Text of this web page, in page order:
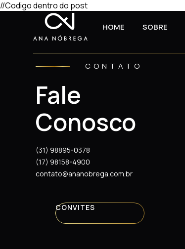
HOME SOBRE
//Codigo dentro do post
CONTATO
Fale
Conosco
(31) 98895-0378
(17) 98158-4900
contato@ananobrega.com.br
CONVITES